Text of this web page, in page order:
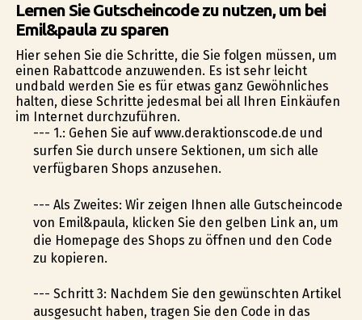
Lernen Sie Gutscheincode zu nutzen, um bei
Emil&paula zu sparen
Hier sehen Sie die Schritte, die Sie folgen müssen, um
einen Rabattcode anzuwenden. Es ist sehr leicht
undbald werden Sie es für etwas ganz Gewöhnliches
halten, diese Schritte jedesmal bei all Ihren Einkäufen
im Internet durchzuführen.
--- 1.: Gehen Sie auf www.deraktionscode.de und
surfen Sie durch unsere Sektionen, um sich alle
verfügbaren Shops anzusehen.
--- Als Zweites: Wir zeigen Ihnen alle Gutscheincode
von Emil&paula, klicken Sie den gelben Link an, um
die Homepage des Shops zu öffnen und den Code
zu kopieren.
--- Schritt 3: Nachdem Sie den gewünschten Artikel
ausgesucht haben, tragen Sie den Code in das